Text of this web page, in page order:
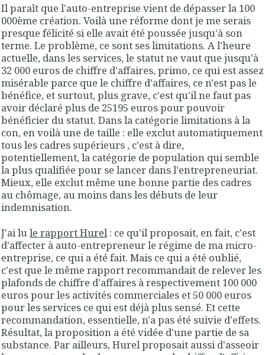
Il paraît que l'auto-entreprise vient de dépasser la 100
000ème création. Voilà une réforme dont je me serais
presque félicité si elle avait été poussée jusqu'à son
terme. Le problème, ce sont ses limitations. A l'heure
actuelle, dans les services, le statut ne vaut que jusqu'à
32 000 euros de chiffre d'affaires, primo, ce qui est assez
misérable parce que le chiffre d'affaires, ce n'est pas le
bénéfice, et surtout, plus grave, c'est qu'il ne faut pas
avoir déclaré plus de 25195 euros pour pouvoir
bénéficier du statut. Dans la catégorie limitations à la
con, en voilà une de taille : elle exclut automatiquement
tous les cadres supérieurs , c'est à dire,
potentiellement, la catégorie de population qui semble
la plus qualifiée pour se lancer dans l'entrepreneuriat.
Mieux, elle exclut même une bonne partie des cadres
au chômage, au moins dans les débuts de leur
indemnisation.
J'ai lule rapport Hurel: ce qu'il proposait, en fait, c'est
d'affecter à auto-entrepreneur le régime de ma micro-
entreprise, ce qui a été fait. Mais ce qui a été oublié,
c'est que le même rapport recommandait de relever les
plafonds de chiffre d'affaires à respectivement 100 000
euros pour les activités commerciales et 50 000 euros
pour les services ce qui est déjà plus sensé. Et cette
recommandation, essentielle, n'a pas été suivie d'effets.
Résultat, la proposition a été vidée d'une partie de sa
substance. Par ailleurs, Hurel proposait aussi d'asseoir